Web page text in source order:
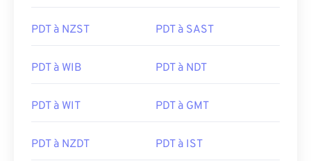
PDT à NZST PDT à SAST
PDT à WIB PDT à NDT
PDT à WIT PDT à GMT
PDT à NZDT PDT à IST